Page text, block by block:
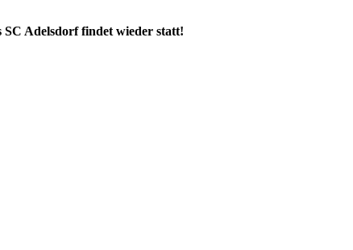
Adelsdorf findet wieder statt!